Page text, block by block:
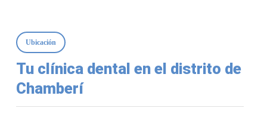
Ubicación
Tu clínica dental en el distrito de
Chamberí